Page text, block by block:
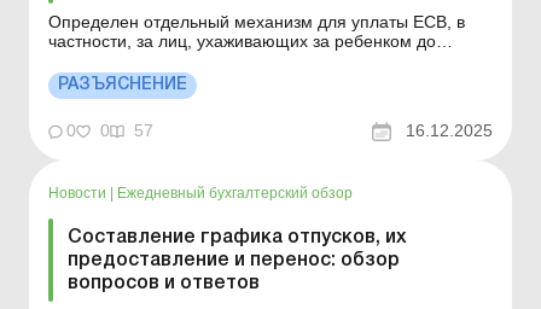
Определен отдельный механизм для уплаты ЕСВ, в
частности, за лиц, ухаживающих за ребенком до
ниже. Больше по теме: Квартальная объединенная
отчетность ФЛП, освобождение от ЕСВ за себя,
минималка для продавцов подакцизных товаров:
важные изменения в ...
РАЗЪЯСНЕНИЕ
0 0 57 16.12.2025
Новости Ежедневный бухгалтерский обзор
Составление графика отпусков, их
предоставление и перенос: обзор
вопросов и ответов